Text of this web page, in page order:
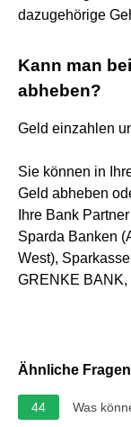
dazugehörige
Kann man
abheben?
Geld einzahlen
Sie können in
Geld abheben
Ihre Bank
Sparda Banken
West),
GRENKE BANK,
Ähnliche Fragen
44 Was